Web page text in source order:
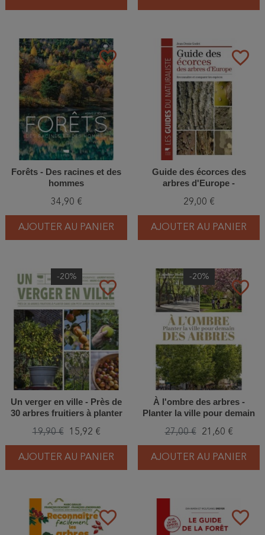
favorite_border
Forêts - Des racines et des
hommes
34,90 €
AJOUTER AU PANIER
favorite_border
Guide des écorces des
arbres d'Europe -
espèces
29,00 €
AJOUTER AU PANIER
favorite_border
-20%
Un verger en ville - Près de
30 arbres fruitiers à planter
son balcon
19,90 € 15,92 €
AJOUTER AU PANIER
favorite_border
-20%
À l'ombre des arbres -
Planter la ville pour demain
27,00 € 21,60 €
AJOUTER AU PANIER
favorite_border favorite_border